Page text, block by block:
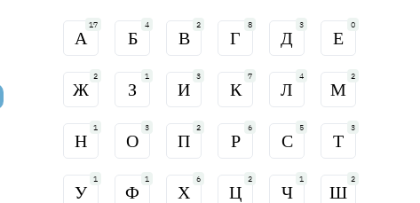
А
17
Б
4
В
2
Г
8
Д
3
Е
0
Ж
2
З
1
И
3
К
7
Л
4
М
2
Н
1
О
3
П
2
Р
6
С
5
Т
3
У
1
Ф
1
Х
6
Ц
2
Ч
1
Ш
2